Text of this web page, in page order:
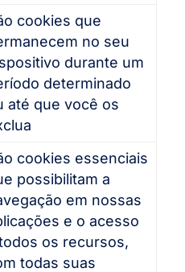
cookies que
no seu
durante um
determinado
até que você os
cookies essenciais
possibilitam a
em nossas
e o acesso
os recursos,
todas suas